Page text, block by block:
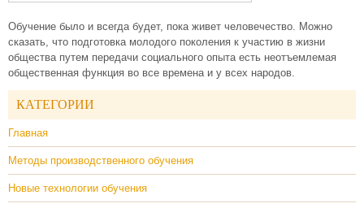
Обучение было и всегда будет, пока живет человечество. Можно
сказать, что подготовка молодого поколения к участию в жизни
общества путем передачи социального опыта есть неотъемлемая
общественная функция во все времена и у всех народов.
КАТЕГОРИИ
Главная
Методы производственного обучения
Новые технологии обучения